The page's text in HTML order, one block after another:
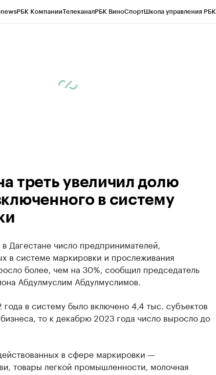
РБК КомпанииТелеканалРБК ВиноСпортШкола управления РБК
треть увеличил долю
в систему
Дагестане число предпринимателей,
в системе маркировки и прослеживания
более, чем на 30%, сообщил председатель
Абдулмуслим Абдулмуслимов.
в систему было включено 4,4 тыс. субъектов
то к декабрю 2023 года число выросло до
в сфере маркировки —
товары легкой промышленности, молочная